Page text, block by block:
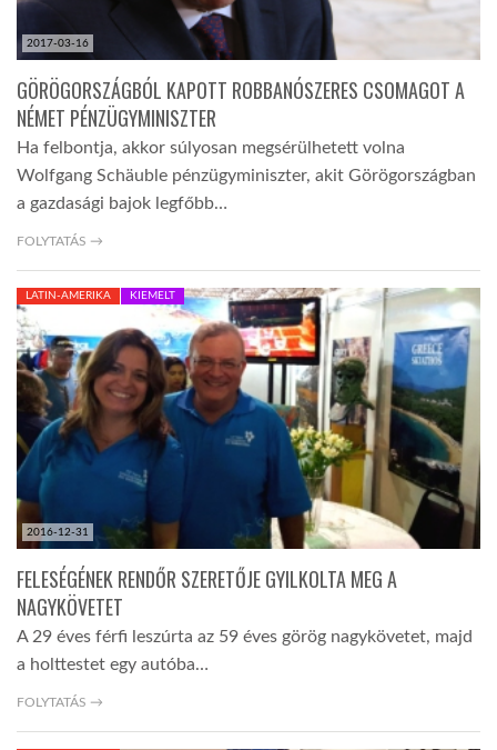
2017-03-16
GÖRÖGORSZÁGBÓL KAPOTT ROBBANÓSZERES CSOMAGOT A
NÉMET PÉNZÜGYMINISZTER
Ha felbontja, akkor súlyosan megsérülhetett volna
Wolfgang Schäuble pénzügyminiszter, akit Görögországban
a gazdasági bajok legfőbb…
FOLYTATÁS →
2016-12-31
LATIN-AMERIKA KIEMELT
FELESÉGÉNEK RENDŐR SZERETŐJE GYILKOLTA MEG A
NAGYKÖVETET
A 29 éves férfi leszúrta az 59 éves görög nagykövetet, majd
a holttestet egy autóba…
FOLYTATÁS →